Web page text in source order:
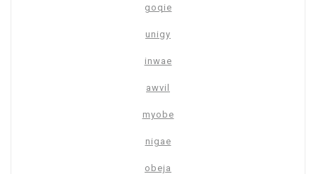
goqie
unigy
inwae
awvil
myobe
nigae
obeja